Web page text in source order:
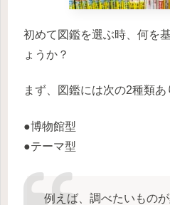
初めて図鑑を選ぶ時、何を
ょうか？
まず、図鑑には次の2種類あ
●博物館型
●テーマ型
例えば、調べたいもの